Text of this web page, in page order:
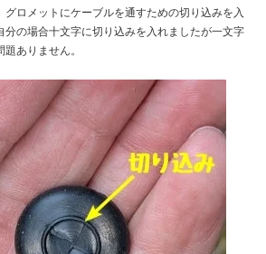
グロメットにケーブルを通すための切り込みを入
分の場合十文字に切り込みを入れましたが一文字
ありません。